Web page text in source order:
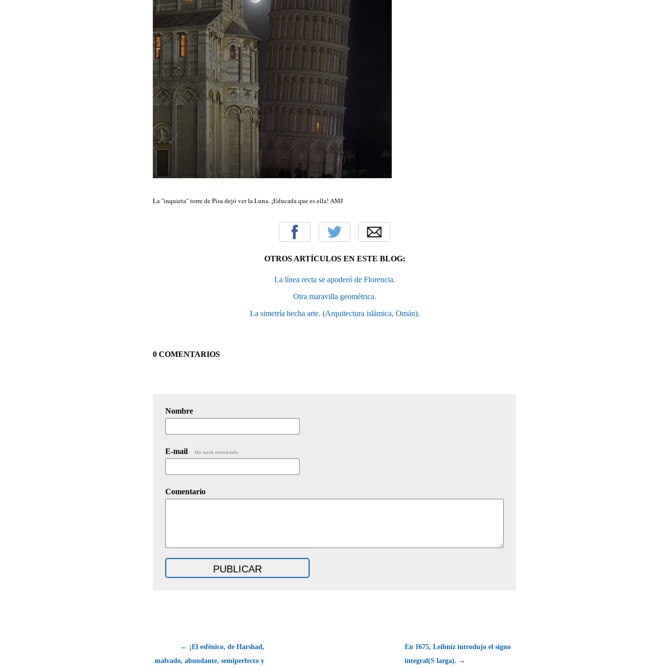
La "inquieta" torre de Pisa dejó ver la Luna. ¡Educada que es ella! AMJ
OTROS ARTÍCULOS EN ESTE BLOG:
La línea recta se apoderó de Florencia.
Otra maravilla geométrica.
La simetría hecha arte. (Arquitectura islámica, Omán).
0 COMENTARIOS
Nombre
E-mail No será mostrado.
Comentario
← ¡El esfénico, de Harshad,
malvado, abundante, semiperfecto y
En 1675, Leibniz introdujo el signo
integral(S larga). →